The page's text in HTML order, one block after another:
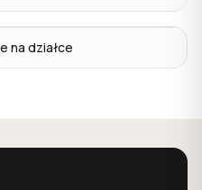
na działce